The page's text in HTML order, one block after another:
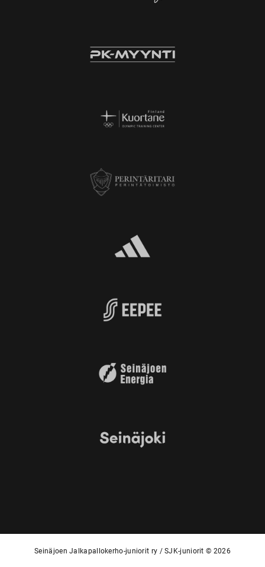
Seinäjoen Jalkapallokerho-juniorit ry / SJK-juniorit © 2026